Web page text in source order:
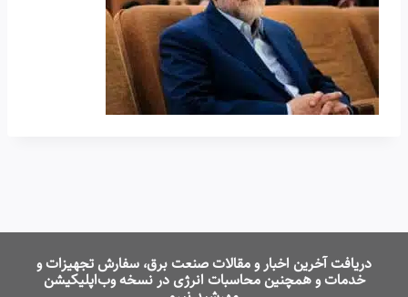
دریافت آخرین اخبار و مقالات صنعت برق، سفارش تجهیزات و
خدمات و همچنین محاسبات انرژی در نسخه وب‌اپلیکیشن